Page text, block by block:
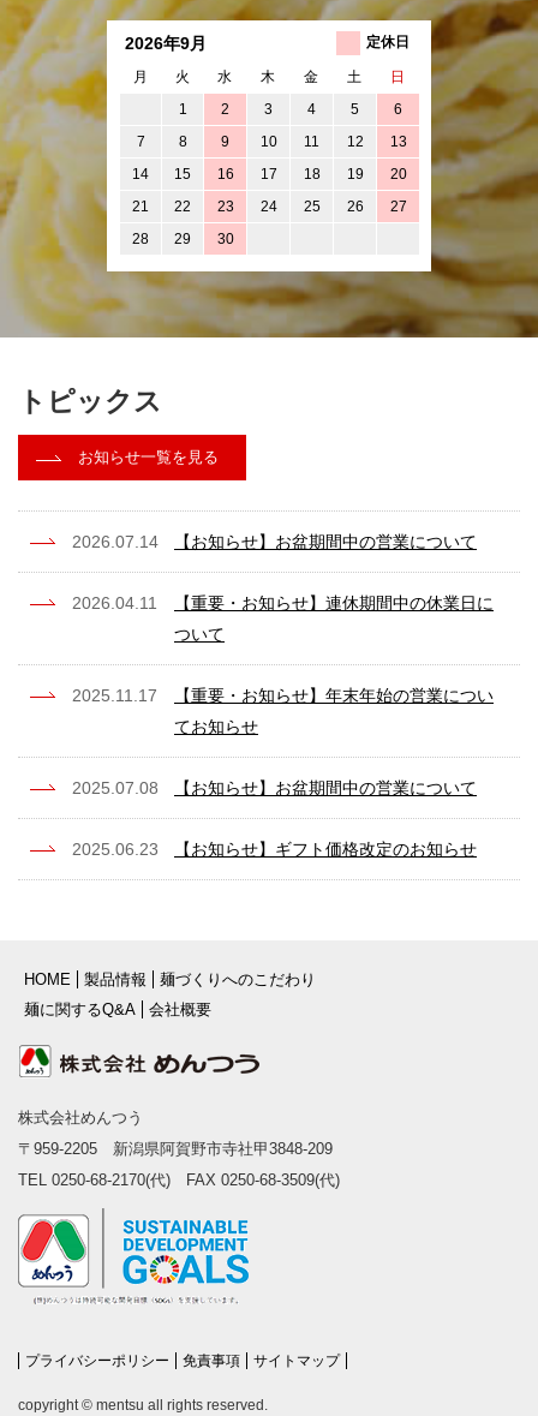
2026年9月 定休日
月 火 水 木 金 土 日
1 2 3 4 5 6
7 8 9 10 11 12 13
14 15 16 17 18 19 20
21 22 23 24 25 26 27
28 29 30
トピックス
お知らせ一覧を見る
2026.07.14 【お知らせ】お盆期間中の営業について
2026.04.11
【重要・お知らせ】連休期間中の休業日に
ついて
2025.11.17
【重要・お知らせ】年末年始の営業につい
てお知らせ
2025.07.08 【お知らせ】お盆期間中の営業について
2025.06.23 【お知らせ】ギフト価格改定のお知らせ
HOME 製品情報
麺づくりへのこだわり
麺に関するQ&A
会社概要
株式会社めんつう
〒959-2205 新潟県阿賀野市寺社甲3848-209
TEL 0250-68-2170(代) FAX 0250-68-3509(代)
プライバシーポリシー 免責事項 サイトマップ
copyright © mentsu all rights reserved.